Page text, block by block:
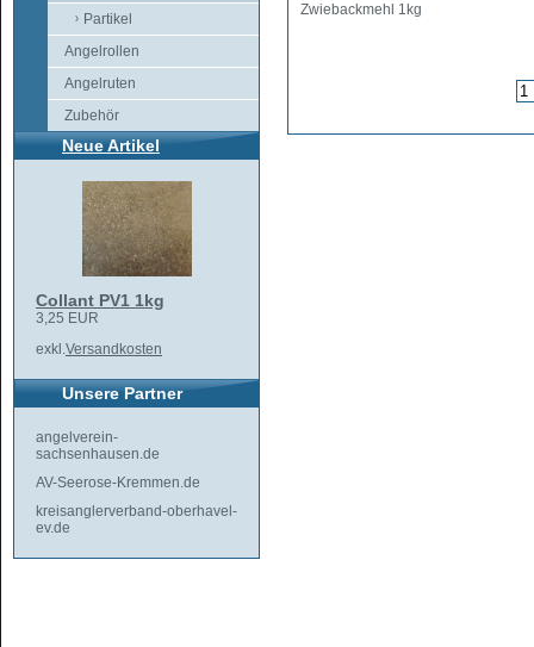
Partikel
Angelrollen
Angelruten
Zubehör
Neue Artikel
Collant PV1 1kg
3,25 EUR
exkl.Versandkosten
Unsere Partner
angelverein-
sachsenhausen.de
AV-Seerose-Kremmen.de
kreisanglerverband-oberhavel-
ev.de
Zwiebackmehl 1kg